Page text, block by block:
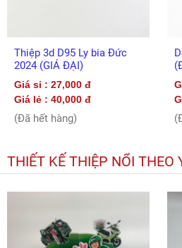
Thiệp 3d D95 Ly bia Đức
2024 (GIÁ ĐẠI)
Giá sỉ : 27,000 đ
Giá lẻ : 40,000 đ
(Đã hết hàng)
THIẾT KẾ THIỆP NỔI THEO